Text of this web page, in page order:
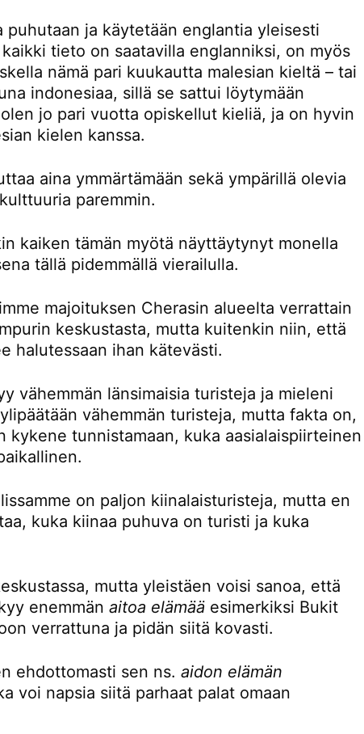
puhutaan ja käytetään englantia yleisesti
tieto on saatavilla englanniksi, on myös
nämä pari kuukautta malesian kieltä – tai
indonesiaa, sillä se sattui löytymään
jo pari vuotta opiskellut kieliä, ja on hyvin
kielen kanssa.
aina ymmärtämään sekä ympärillä olevia
paremmin.
kaiken tämän myötä näyttäytynyt monella
tällä pidemmällä vierailulla.
majoituksen Cherasin alueelta verrattain
keskustasta, mutta kuitenkin niin, että
halutessaan ihan kätevästi.
vähemmän länsimaisia turisteja ja mieleni
vähemmän turisteja, mutta fakta on,
kykene tunnistamaan, kuka aasialaispiirteinen
on paljon kiinalaisturisteja, mutta en
kuka kiinaa puhuva on turisti ja kuka
mutta yleistäen voisi sanoa, että
enemmän aitoa elämää esimerkiksi Bukit
verrattuna ja pidän siitä kovasti.
ehdottomasti sen ns. aidon elämän
voi napsia siitä parhaat palat omaan